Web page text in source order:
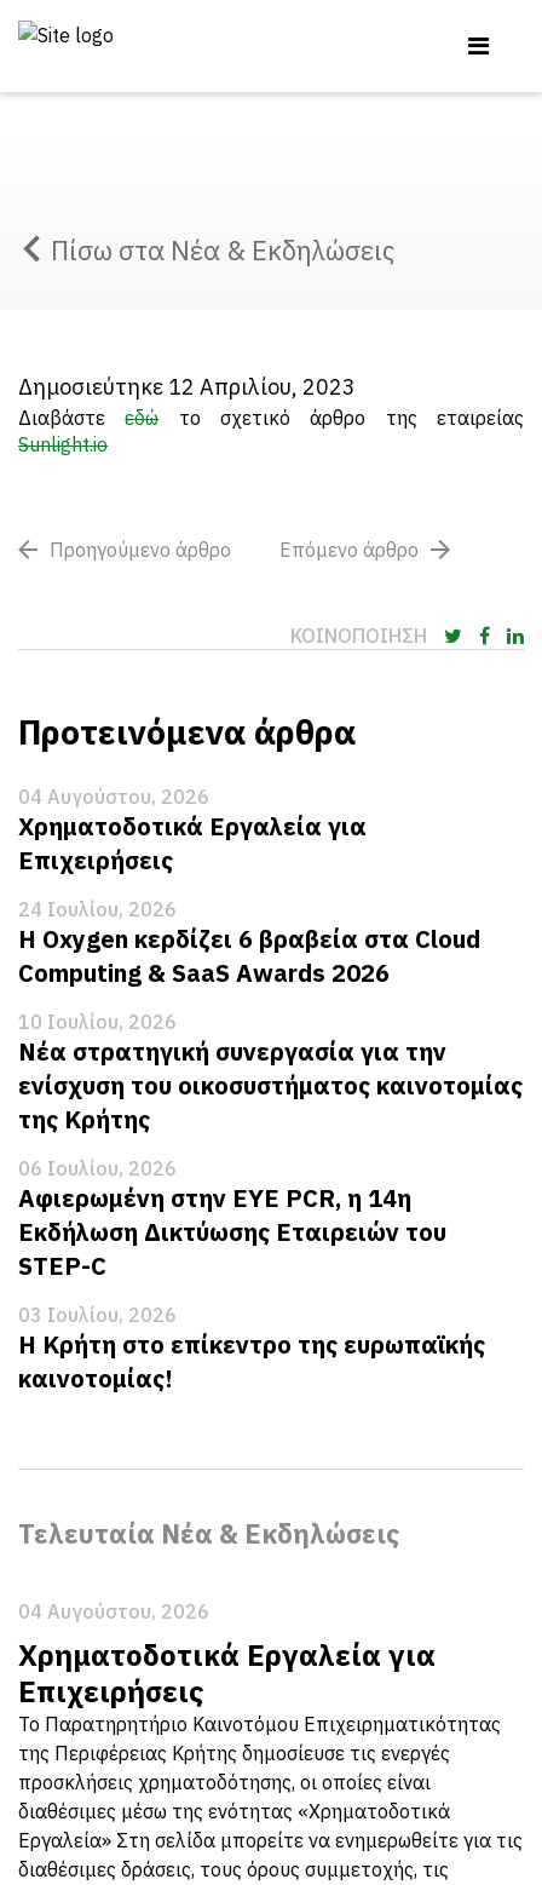
Πίσω στα Νέα & Εκδηλώσεις
Δημοσιεύτηκε 12 Απριλίου, 2023
Διαβάστεεδώτο σχετικό άρθρο της εταιρείας
Sunlight.io
Προηγούμενο άρθρο Επόμενο άρθρο
ΚΟΙΝΟΠΟΙΗΣΗ
Προτεινόμενα άρθρα
04 Αυγούστου, 2026
Χρηματοδοτικά Εργαλεία για
Επιχειρήσεις
24 Ιουλίου, 2026
Η Oxygen κερδίζει 6 βραβεία στα Cloud
Computing & SaaS Awards 2026
10 Ιουλίου, 2026
Νέα στρατηγική συνεργασία για την
ενίσχυση του οικοσυστήματος καινοτομίας
της Κρήτης
06 Ιουλίου, 2026
Αφιερωμένη στην EYE PCR, η 14η
Εκδήλωση Δικτύωσης Εταιρειών του
STEP-C
03 Ιουλίου, 2026
Η Κρήτη στο επίκεντρο της ευρωπαϊκής
καινοτομίας!
Τελευταία Νέα & Εκδηλώσεις
04 Αυγούστου, 2026
Χρηματοδοτικά Εργαλεία για
Επιχειρήσεις
Το Παρατηρητήριο Καινοτόμου Επιχειρηματικότητας
της Περιφέρειας Κρήτης δημοσίευσε τις ενεργές
προσκλήσεις χρηματοδότησης, οι οποίες είναι
διαθέσιμες μέσω της ενότητας «Χρηματοδοτικά
Εργαλεία» Στη σελίδα μπορείτε να ενημερωθείτε για τις
διαθέσιμες δράσεις, τους όρους συμμετοχής, τις